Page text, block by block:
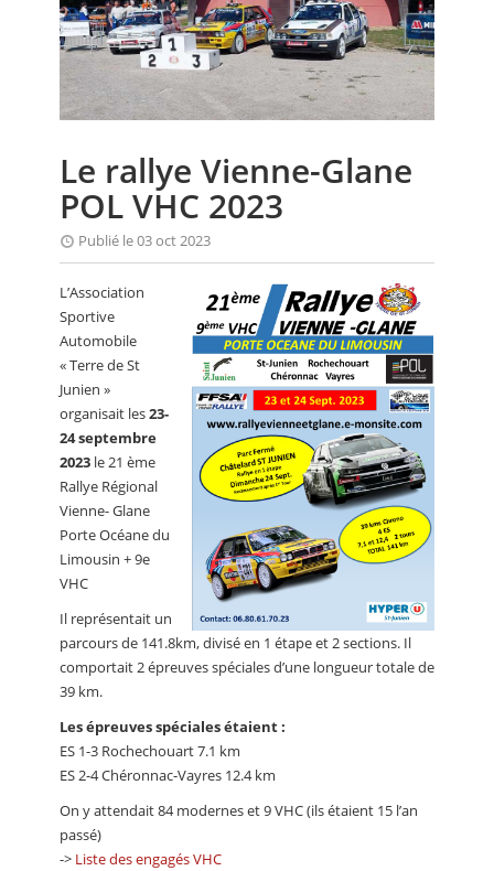
CALENDRIER
FOCUS
ANNUAIRES
PETITES ANNONCES
Le rallye Vienne-Glane
POL VHC 2023
Publié le 03 oct 2023
L’Association
Sportive
Automobile
« Terre de St
Junien »
organisait les23-
24 septembre
2023 le 21 ème
Rallye Régional
Vienne- Glane
Porte Océane du
Limousin + 9e
VHC
Il représentait un
parcours de 141.8km, divisé en 1 étape et 2 sections. Il
comportait 2 épreuves spéciales d’une longueur totale de
39 km.
Les épreuves spéciales étaient :
ES 1-3 Rochechouart 7.1 km
ES 2-4 Chéronnac-Vayres 12.4 km
On y attendait 84 modernes et 9 VHC (ils étaient 15 l’an
passé)
-> Liste des engagés VHC